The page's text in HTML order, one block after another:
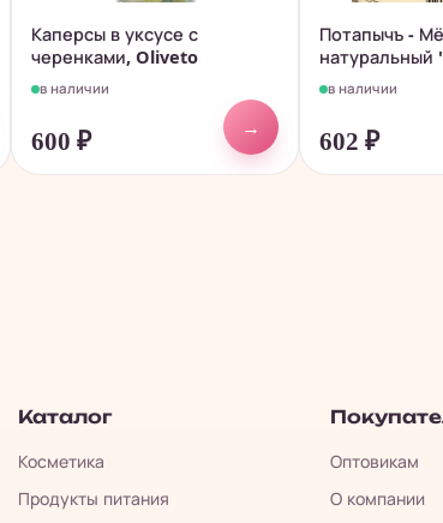
Каперсы в уксусе с
черенками, Oliveto
в наличии
600 ₽
→
Потапычъ -
натуральный
в наличии
602 ₽
Каталог
Косметика
Продукты питания
Оптовикам
О компании